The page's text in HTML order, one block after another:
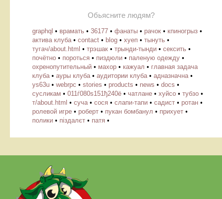
Обьясните людям?
graphql • врамать • 36177 • фанаты • рачок • кпиногрыз •
актива клуба • contact • blog • хуеп • тынуть •
тугач/about.html • трэшак • трынди-тынди • сексить •
почётно • пороться • пиздюли • паленую одежду •
охренопутительный • махор • кажуал • главная задача
клуба • ауры клуба • аудитории клуба • адназначна •
ys63u • webrpc • stories • products • news • docs •
cусликам • 011ѓ080ѕ151ђ240ё • чатлане • хуйсо • тубзо •
т/about.html • суча • сося • слапи-тапи • садист • ротан •
ролевой игре • роберт • пукан бомбанул • прихует •
полики • піздалєт • патя •